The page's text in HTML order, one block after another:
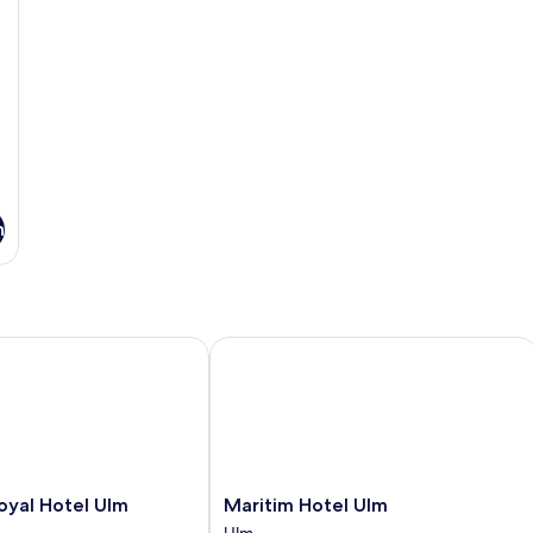
Hotel Ulm
Hotel Ulm
Maritim
Hotel
Maritim Hotel Ulm
Maritim Hotel Ulm